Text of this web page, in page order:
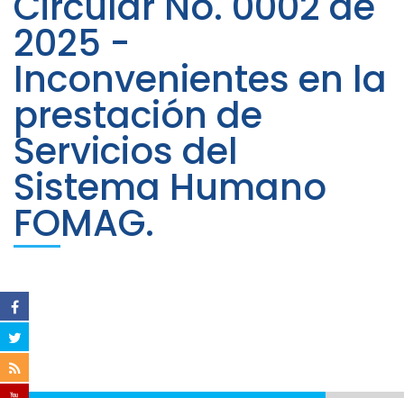
2025 -
Inconvenientes en la
prestación de
Servicios del
Sistema Humano
FOMAG.